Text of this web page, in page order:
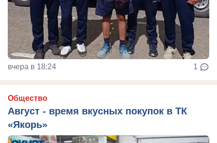
вчера в 18:24 1
Общество
Август - время вкусных покупок в ТК
«Якорь»